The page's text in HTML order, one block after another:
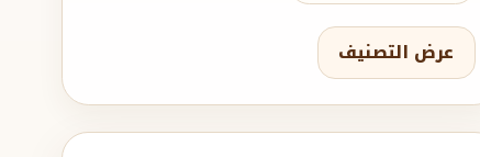
عرض التصنيف